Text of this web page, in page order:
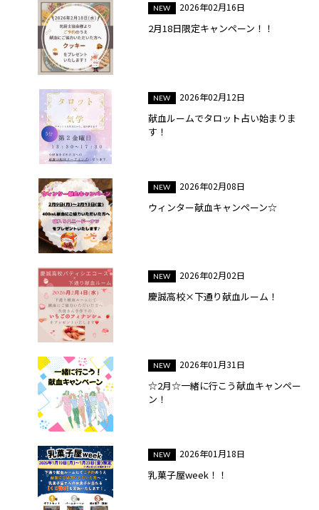
2026年02月16日
2月18日限定キャンペーン！！
2026年02月12日
献血ルームでタロット占い始まりま
す！
2026年02月08日
ウィンター献血キャンペーン☆
2026年02月02日
慶誠高校×下通り献血ルーム！
2026年01月31日
☆2月☆一緒に行こう献血キャンペー
ン！
2026年01月18日
乳菓子屋week！！